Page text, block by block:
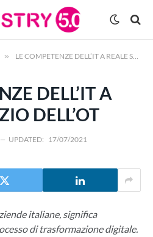
» LE COMPETENZE DELL’IT A REALE SERVIZIO DELL’OT
DELL’IT A
DELL’OT
UPDATED: 17/07/2021
italiane, significa
di trasformazione digitale.